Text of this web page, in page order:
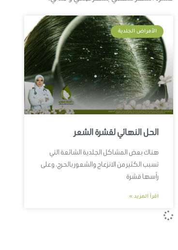
الأمراض الجلدية
الحل النهائي لقشرة الشعر
هناك بعض المشاكل الجلدية الشائعة التي
تسبب الكثير من الانزعاج والشعور بالحرج، وعلى
رأسها قشرة
اقرأ المزيد »